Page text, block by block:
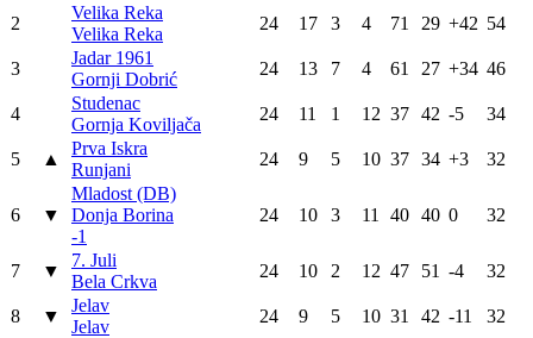
2
Velika Reka
Velika Reka
24 17 3 4 71 29 +42 54
3
Jadar 1961
Gornji Dobrić
24 13 7 4 61 27 +34 46
4
Studenac
Gornja Koviljača
24 11 1 12 37 42 -5 34
5 ▲
Prva Iskra
Runjani
24 9 5 10 37 34 +3 32
6 ▼
Mladost (DB)
Donja Borina
-1
24 10 3 11 40 40 0 32
7 ▼
7. Juli
Bela Crkva
24 10 2 12 47 51 -4 32
8 ▼
Jelav
Jelav
24 9 5 10 31 42 -11 32